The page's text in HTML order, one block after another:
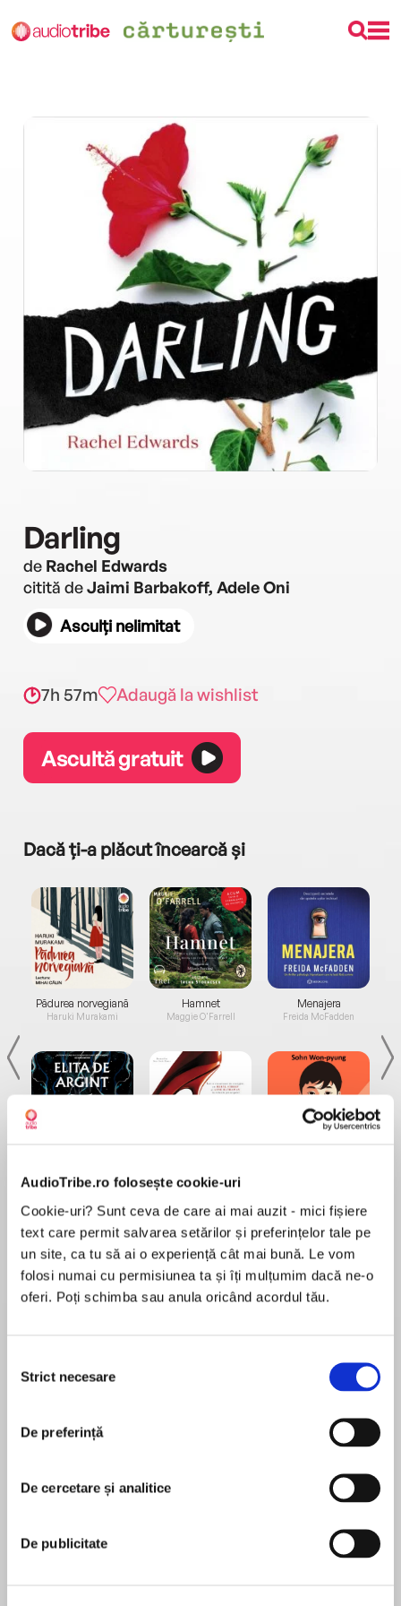
AudioTribe.ro folosește cookie-uri
Cookie-uri? Sunt ceva de care ai mai auzit - mici fișiere
text care permit salvarea setărilor și preferințelor tale pe
un site, ca tu să ai o experiență cât mai bună. Le vom
folosi numai cu permisiunea ta și îți mulțumim dacă ne-o
oferi. Poți schimba sau anula oricând acordul tău.
consimțământului
Strict necesare
De preferință
De cercetare și analitice
De publicitate
Darling
de Rachel Edwards
citită deJaimi Barbakoff, Adele Oni
Asculți nelimitat
7h 57m Adaugă la wishlist
Ascultă gratuit
Dacă ți-a plăcut încearcă și
Pădurea norvegiană
Haruki Murakami
de...
Dani Francis
Hamnet
Maggie O'Farrell
la...
Lauren Weisberger
Menajera
Freida McFadden
Desprecarte
‘A pile-up of devastating plot twists’ Bernardine
Other
Adele Parks
‘Similar in spirit to We Need to Talk About Kevin’
Sunday Times
În acest moment nu există recenzii
Rachel Edwards